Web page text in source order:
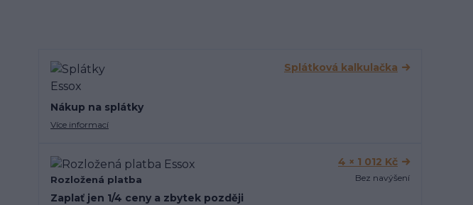
Splátková kalkulačka
Nákup na splátky
Více informací
Rozložená platba
4 × 1 012 Kč
Bez navýšení
Zaplať jen 1/4 ceny a zbytek později